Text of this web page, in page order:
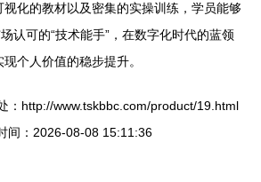
化的教材以及密集的实操训练，学员能够
认可的“技术能手”，在数字化时代的蓝领
个人价值的稳步提升。
：http://www.tskbbc.com/product/19.html
间：2026-08-08 15:11:36